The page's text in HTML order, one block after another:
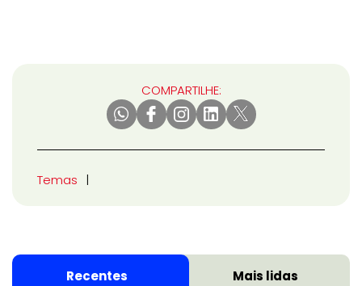
COMPARTILHE:
Temas
Recentes Mais lidas